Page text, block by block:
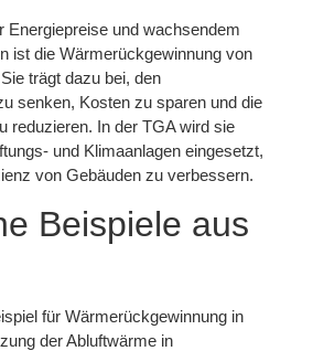
Energiepreise und wachsendem
ist die Wärmerückgewinnung von
trägt dazu bei, den
senken, Kosten zu sparen und die
reduzieren. In der TGA wird sie
und Klimaanlagen eingesetzt,
von Gebäuden zu verbessern.
Beispiele aus
für Wärmerückgewinnung in
der Abluftwärme in